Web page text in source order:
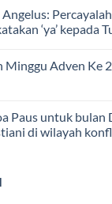
Angelus:
‘ya’ kepada
Minggu Adven Ke
Paus untuk bulan
di wilayah